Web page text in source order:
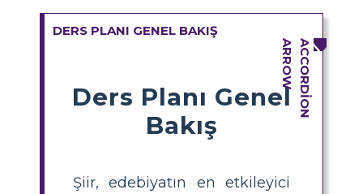
DERS PLANI GENEL BAKIŞ
Ders Planı Genel
Bakış
Şiir, edebiyatın en etkileyici